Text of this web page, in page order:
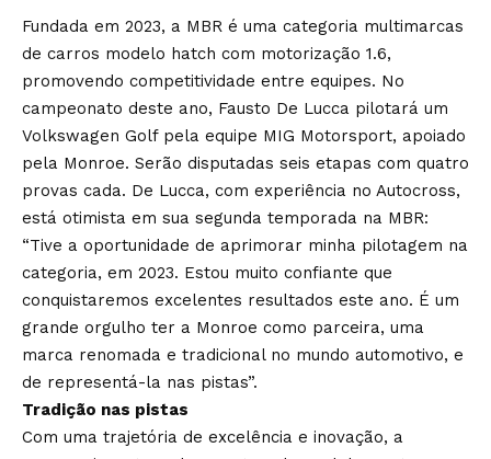
Fundada em 2023, a MBR é uma categoria multimarcas
de carros modelo hatch com motorização 1.6,
promovendo competitividade entre equipes. No
campeonato deste ano, Fausto De Lucca pilotará um
Volkswagen Golf pela equipe MIG Motorsport, apoiado
pela Monroe. Serão disputadas seis etapas com quatro
provas cada. De Lucca, com experiência no Autocross,
está otimista em sua segunda temporada na MBR:
“Tive a oportunidade de aprimorar minha pilotagem na
categoria, em 2023. Estou muito confiante que
conquistaremos excelentes resultados este ano. É um
grande orgulho ter a Monroe como parceira, uma
marca renomada e tradicional no mundo automotivo, e
de representá-la nas pistas”.
Tradição nas pistas
Com uma trajetória de excelência e inovação, a